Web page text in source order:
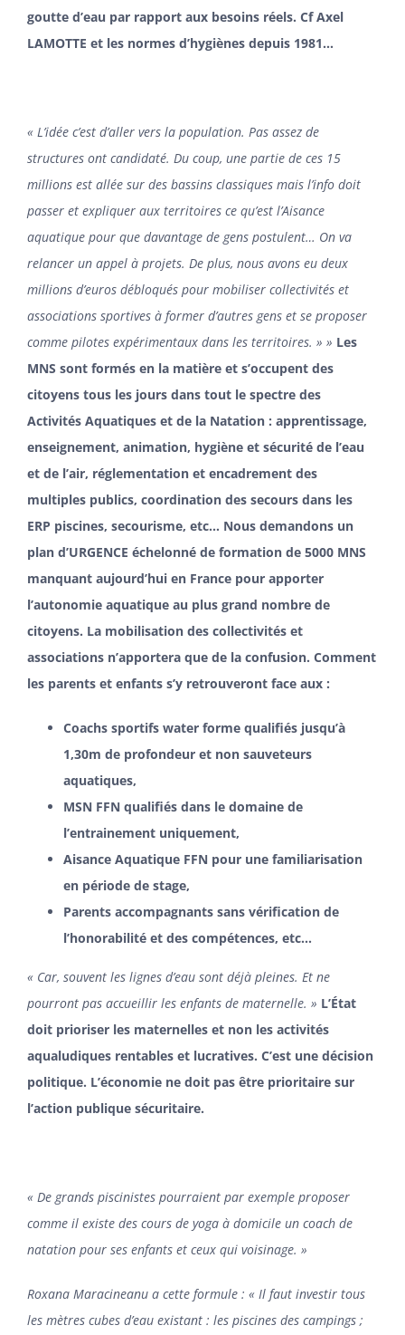
goutte d’eau par rapport aux besoins réels. Cf Axel
LAMOTTE et les normes d’hygiènes depuis 1981…
« L’idée c’est d’aller vers la population. Pas assez de
structures ont candidaté. Du coup, une partie de ces 15
millions est allée sur des bassins classiques mais l’info doit
passer et expliquer aux territoires ce qu’est l’Aisance
aquatique pour que davantage de gens postulent… On va
relancer un appel à projets. De plus, nous avons eu deux
millions d’euros débloqués pour mobiliser collectivités et
associations sportives à former d’autres gens et se proposer
comme pilotes expérimentaux dans les territoires. » » Les
MNS sont formés en la matière et s’occupent des
citoyens tous les jours dans tout le spectre des
Activités Aquatiques et de la Natation : apprentissage,
enseignement, animation, hygiène et sécurité de l’eau
et de l’air, réglementation et encadrement des
multiples publics, coordination des secours dans les
ERP piscines, secourisme, etc… Nous demandons un
plan d’URGENCE échelonné de formation de 5000 MNS
manquant aujourd’hui en France pour apporter
l’autonomie aquatique au plus grand nombre de
citoyens. La mobilisation des collectivités et
associations n’apportera que de la confusion. Comment
les parents et enfants s’y retrouveront face aux :
Coachs sportifs water forme qualifiés jusqu’à
1,30m de profondeur et non sauveteurs
aquatiques,
MSN FFN qualifiés dans le domaine de
l’entrainement uniquement,
Aisance Aquatique FFN pour une familiarisation
en période de stage,
Parents accompagnants sans vérification de
l’honorabilité et des compétences, etc…
« Car, souvent les lignes d’eau sont déjà pleines. Et ne
pourront pas accueillir les enfants de maternelle. » L’État
doit prioriser les maternelles et non les activités
aqualudiques rentables et lucratives. C’est une décision
politique. L’économie ne doit pas être prioritaire sur
l’action publique sécuritaire.
« De grands piscinistes pourraient par exemple proposer
comme il existe des cours de yoga à domicile un coach de
natation pour ses enfants et ceux qui voisinage. »
Roxana Maracineanu a cette formule : « Il faut investir tous
les mètres cubes d’eau existant : les piscines des campings ;